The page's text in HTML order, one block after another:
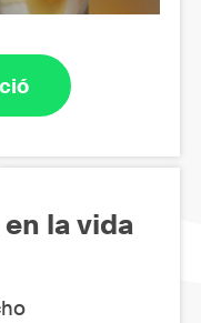
la vida